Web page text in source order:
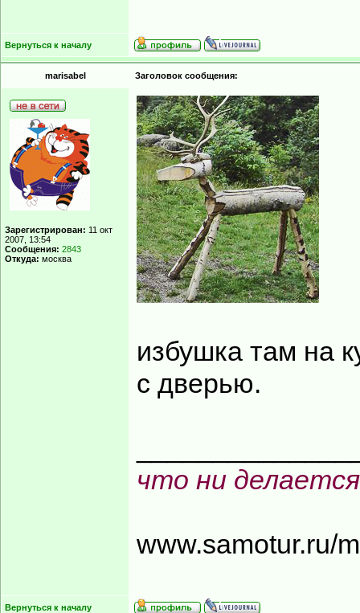
Вернуться к началу
marisabel Заголовок сообщения:
Зарегистрирован: 11 окт
2007, 13:54
Сообщения: 2843
Откуда: москва
избушка там на
с дверью.
что ни
www.samotur.ru/
Вернуться к началу